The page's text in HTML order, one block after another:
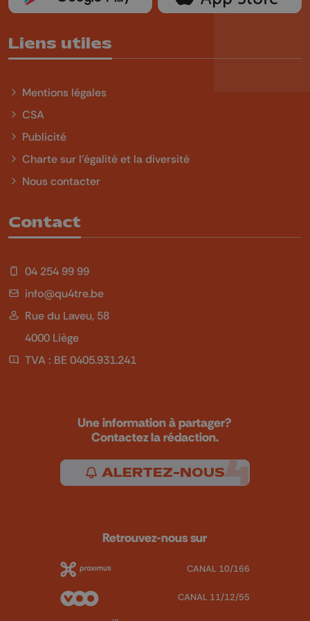
Liens utiles
Mentions légales
CSA
Publicité
Charte sur l'égalité et la diversité
Nous contacter
Contact
04 254 99 99
info@qu4tre.be
Rue du Laveu, 58
4000 Liège
TVA : BE 0405.931.241
Une information à partager?
Contactez la rédaction.
ALERTEZ-NOUS
Retrouvez-nous sur
CANAL 10/166
CANAL 11/12/55